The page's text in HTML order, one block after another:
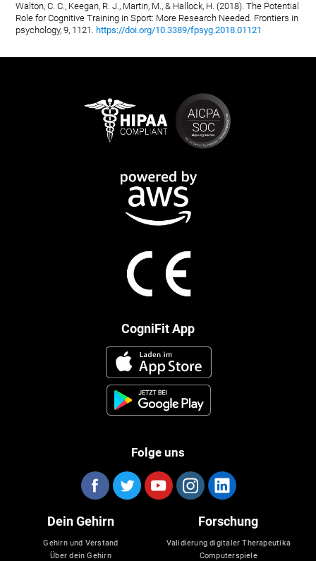
Walton, C. C., Keegan, R. J., Martin, M., & Hallock, H. (2018). The Potential
Role for Cognitive Training in Sport: More Research Needed. Frontiers in
psychology, 9, 1121. https://doi.org/10.3389/fpsyg.2018.01121
CogniFit App
Folge uns
Dein Gehirn
Gehirn und Verstand
Über dein Gehirn
Forschung
Validierung digitaler Therapeutika
Computerspiele